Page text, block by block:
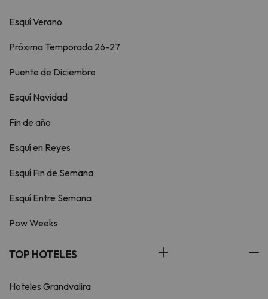
Esquí Verano
Próxima Temporada 26-27
Puente de Diciembre
Esquí Navidad
Fin de año
Esquí en Reyes
Esquí Fin de Semana
Esquí Entre Semana
Pow Weeks
TOP HOTELES
Hoteles Grandvalira